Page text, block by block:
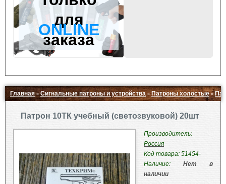
для
ONLINE
заказа
Главная»Сигнальные патроны и устройства »Патроны холостые»
Патрон 10ТК учебный (светозвуковой) 20шт
Производитель:
Россия
Код товара: 51454-
Наличие: Нет в
наличии